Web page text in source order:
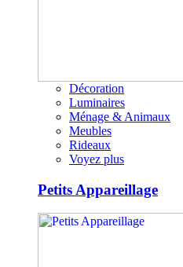
Décoration
Luminaires
Ménage & Animaux
Meubles
Rideaux
Voyez plus
Petits Appareillage